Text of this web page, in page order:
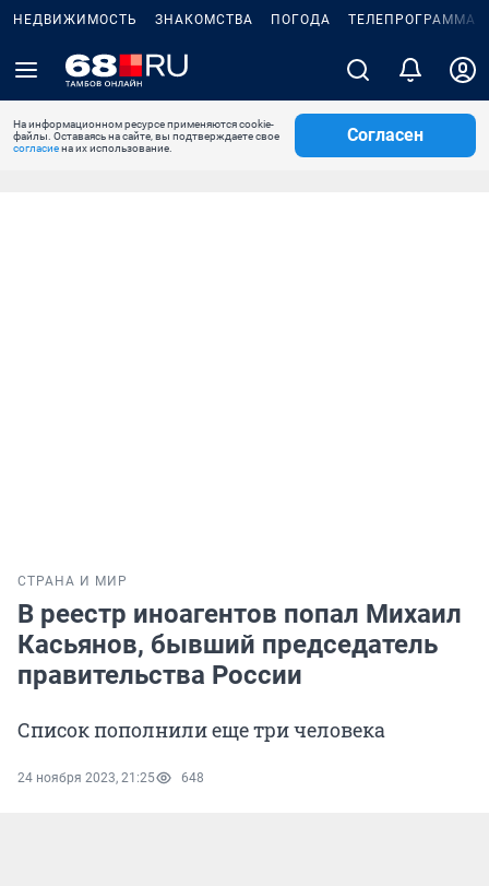
НЕДВИЖИМОСТЬ ЗНАКОМСТВА ПОГОДА ТЕЛЕПРОГРАММА
На информационном ресурсе применяются cookie-
файлы. Оставаясь на сайте, вы подтверждаете свое
согласиена их использование.
Согласен
СТРАНА И МИР
В реестр иноагентов попал Михаил
Касьянов, бывший председатель
правительства России
Список пополнили еще три человека
24 ноября 2023, 21:25 648